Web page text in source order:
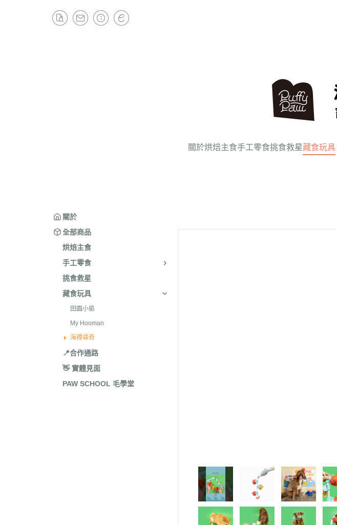
關於烘焙主食手工零食挑食救星藏食玩具
關於
全部商品
烘焙主食
手工零食
挑食救星
藏食玩具
田園小偷
My Hooman
海裡尋奇
📍合作通路
👋 實體見面
PAW SCHOOL 毛學堂